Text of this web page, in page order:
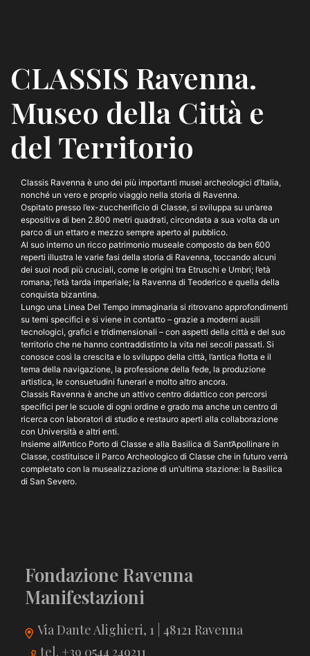
CLASSIS Ravenna.
Museo della Città e
del Territorio
Classis Ravenna è uno dei più importanti musei archeologici d’Italia,
nonché un vero e proprio viaggio nella storia di Ravenna.
Ospitato presso l’ex-zuccherificio di Classe, si sviluppa su un’area
espositiva di ben 2.800 metri quadrati, circondata a sua volta da un
parco di un ettaro e mezzo sempre aperto al pubblico.
Al suo interno un ricco patrimonio museale composto da ben 600
reperti illustra le varie fasi della storia di Ravenna, toccando alcuni
dei suoi nodi più cruciali, come le origini tra Etruschi e Umbri; l’età
romana; l’età tarda imperiale; la Ravenna di Teoderico e quella della
conquista bizantina.
Lungo una Linea Del Tempo immaginaria si ritrovano approfondimenti
su temi specifici e si viene in contatto – grazie a moderni ausili
tecnologici, grafici e tridimensionali – con aspetti della città e del suo
territorio che ne hanno contraddistinto la vita nei secoli passati. Si
conosce così la crescita e lo sviluppo della città, l’antica flotta e il
tema della navigazione, la professione della fede, la produzione
artistica, le consuetudini funerari e molto altro ancora.
Classis Ravenna è anche un attivo centro didattico con percorsi
specifici per le scuole di ogni ordine e grado ma anche un centro di
ricerca con laboratori di studio e restauro aperti alla collaborazione
con Università e altri enti.
Insieme all’Antico Porto di Classe e alla Basilica di Sant’Apollinare in
Classe, costituisce il Parco Archeologico di Classe che in futuro verrà
completato con la musealizzazione di un’ultima stazione: la Basilica
di San Severo.
Fondazione Ravenna
Manifestazioni
Via Dante Alighieri, 1 | 48121 Ravenna
tel. +39 0544 249211